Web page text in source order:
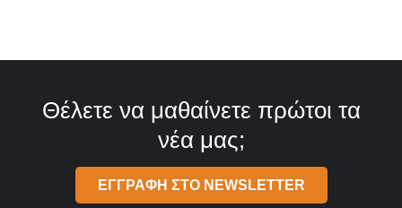
Θέλετε να μαθαίνετε πρώτοι τα
νέα μας;
ΕΓΓΡΑΦΗ ΣΤΟ NEWSLETTER